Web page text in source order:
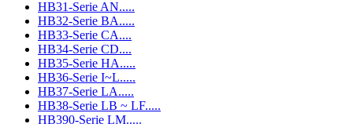
HB31-Serie AN.....
HB32-Serie BA.....
HB33-Serie CA....
HB34-Serie CD....
HB35-Serie HA.....
HB36-Serie I~L.....
HB37-Serie LA.....
HB38-Serie LB ~ LF.....
HB390-Serie LM.....